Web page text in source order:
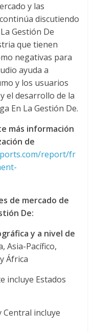
y las
discutiendo
Gestión De
que tienen
negativas para
ayuda a
y los usuarios
el desarrollo de la
En La Gestión De.
más información
de
report/fr
de mercado de
De:
y a nivel de
Asia-Pacífico,
África
incluye Estados
Central incluye